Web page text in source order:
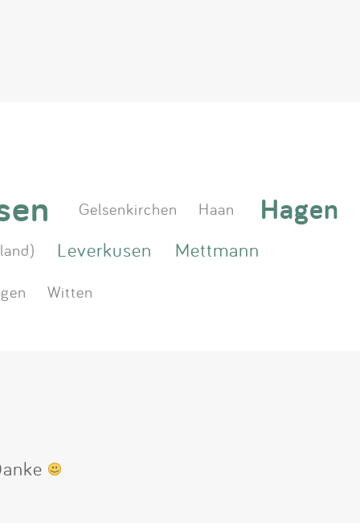
Gelsenkirchen Haan Hagen
Leverkusen Mettmann
Witten